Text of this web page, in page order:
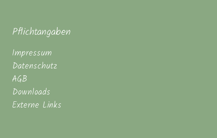
Pflichtangaben
Impressum
Datenschutz
AGB
Downloads
Externe Links